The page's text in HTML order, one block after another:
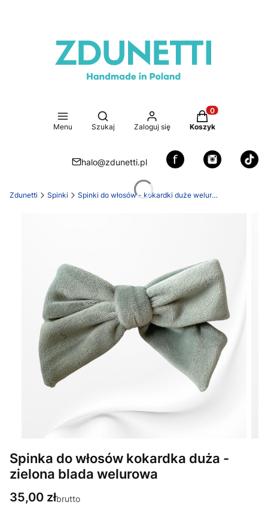
Menu
Otwórz wyszukiwarkę
Szukaj Zaloguj się
Produkty w
Koszyk
halo@zdunetti.pl
Zdunetti Spinki Spinki do włosów - kokardki duże welurowe
Spinka do włosów kokardka duża -
zielona blada welurowa
Cena
35,00 złbrutto